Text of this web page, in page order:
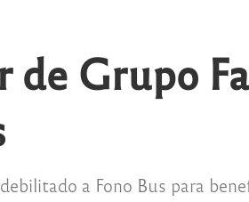
Grupo
a Fono Bus para